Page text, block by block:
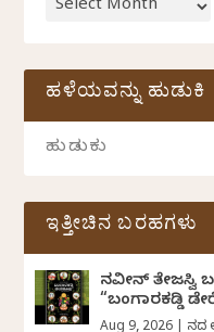
ಹಳೆಯವನ್ನು ಹುಡುಕಿ
ಇತ್ತೀಚಿನ ಬರಹಗಳು
ನವೀನ್‌ ತೇಜಸ್ವಿ
“ಬಂಗಾರಕಡ್ಡಿ
Aug 9, 2026